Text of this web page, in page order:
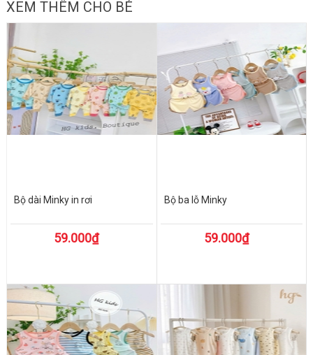
XEM THÊM CHO BÉ
Bộ dài Minky in rơi
59.000₫
Bộ ba lỗ Minky
59.000₫